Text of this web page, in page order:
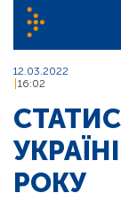
12.03.2022
16:02
РОКУ